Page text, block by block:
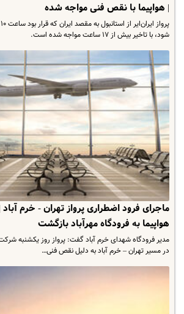
| هواپیما با نقص فنی مواجه شده
شود، با تاخیر بیش از ۱۷ ساعت مواجه شده است.
ماجرای فرود اضطراری پرواز تهران - خرم آباد |
هواپیما به فرودگاه مهرآباد بازگشت
مدیر فرودگاه شهدای خرم آباد گفت: پرواز روز یکشنبه شرکت
در مسیر تهران – خرم آباد به دلیل نقص فنی…